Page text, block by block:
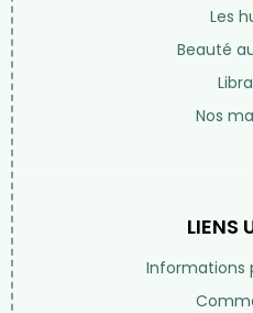
Les
Beauté
Nos
LIENS
Informations